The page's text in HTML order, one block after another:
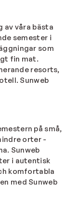
av våra bästa
semester i
som
fin mat.
resorts,
Sunweb
på små,
orter -
Sunweb
i autentisk
komfortabla
med Sunweb